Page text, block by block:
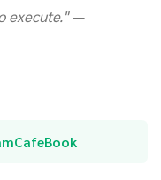
execute." —